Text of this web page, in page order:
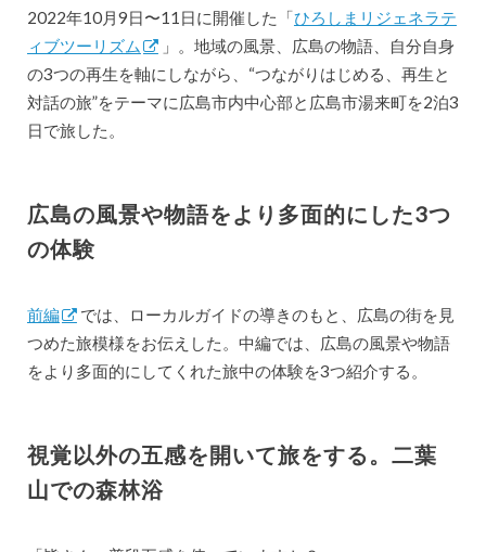
2022年10月9日〜11日に開催した「ひろしまリジェネラテ
ィブツーリズム
」。地域の風景、広島の物語、自分自身
の3つの再生を軸にしながら、“つながりはじめる、再生と
対話の旅”をテーマに広島市内中心部と広島市湯来町を2泊3
日で旅した。
広島の風景や物語をより多面的にした3つ
の体験
前編
では、ローカルガイドの導きのもと、広島の街を見
つめた旅模様をお伝えした。中編では、広島の風景や物語
をより多面的にしてくれた旅中の体験を3つ紹介する。
視覚以外の五感を開いて旅をする。二葉
山での森林浴